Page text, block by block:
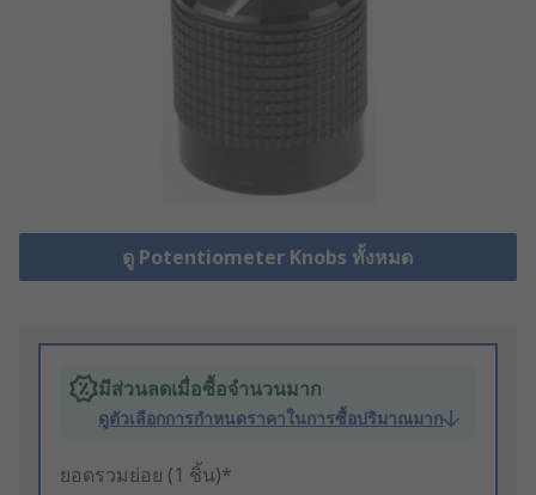
ดู Potentiometer Knobs ทั้งหมด
มีส่วนลดเมื่อซื้อจำนวนมาก
ดูตัวเลือกการกำหนดราคาในการซื้อปริมาณมาก
ยอดรวมย่อย (1 ชิ้น)*